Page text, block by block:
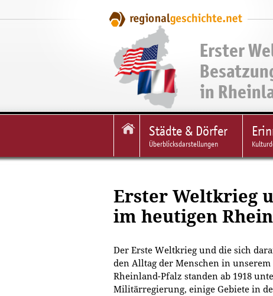
Erster
in
Städte & Dörfer
Überblicksdarstellungen
Erster Weltkrieg
im heutigen
Der Erste Weltkrieg und die sich
den Alltag der Menschen in
Rheinland-Pfalz standen ab 1918
Militärregierung, einige Gebiete in